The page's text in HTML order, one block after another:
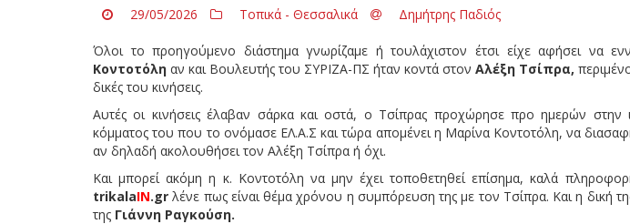
29/05/2026 Τοπικά - Θεσσαλικά Δημήτρης Παδιός
Όλοι το προηγούμενο διάστημα γνωρίζαμε ή τουλάχιστον έτσι είχε αφήσει να
Κοντοτόλη αν και Βουλευτής του ΣΥΡΙΖΑ-ΠΣ ήταν κοντά στον Αλέξη Τσίπρα,
δικές του κινήσεις.
Αυτές οι κινήσεις έλαβαν σάρκα και οστά, ο Τσίπρας προχώρησε προ ημερών στην
κόμματος του που το ονόμασε ΕΛ.Α.Σ και τώρα απομένει η Μαρίνα Κοντοτόλη, να
αν δηλαδή ακολουθήσει τον Αλέξη Τσίπρα ή όχι.
Και μπορεί ακόμη η κ. Κοντοτόλη να μην έχει τοποθετηθεί επίσημα, καλά
trikalaIN.gr λένε πως είναι θέμα χρόνου η συμπόρευση της με τον Τσίπρα. Και η δική
της Γιάννη Ραγκούση.